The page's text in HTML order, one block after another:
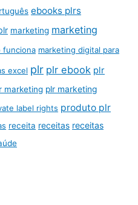
ebooks plrs
marketing marketing
funciona marketing digital para
excel plr plr ebook plr
marketing plr marketing
label rights produto plr
receita receitas receitas